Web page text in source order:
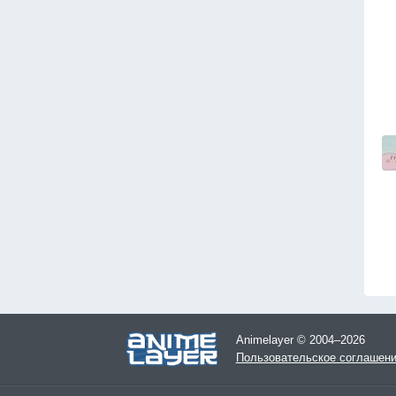
Animelayer © 2004–2026
Пользовательское